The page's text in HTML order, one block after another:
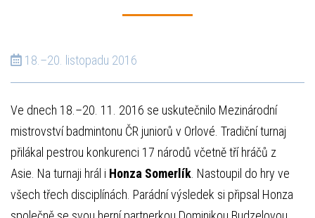
18.–20. listopadu 2016
Ve dnech 18.–20. 11. 2016 se uskutečnilo Mezinárodní
mistrovství badmintonu ČR juniorů v Orlové. Tradiční turnaj
přilákal pestrou konkurenci 17 národů včetně tří hráčů z
Asie. Na turnaji hrál i Honza Somerlík. Nastoupil do hry ve
všech třech disciplínách. Parádní výsledek si připsal Honza